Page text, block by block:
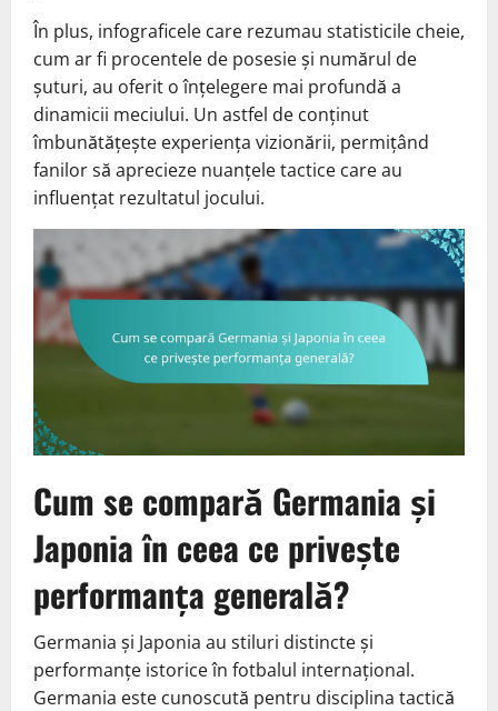
În plus, infograficele care rezumau statisticile cheie,
cum ar fi procentele de posesie și numărul de
șuturi, au oferit o înțelegere mai profundă a
dinamicii meciului. Un astfel de conținut
îmbunătățește experiența vizionării, permițând
fanilor să aprecieze nuanțele tactice care au
influențat rezultatul jocului.
Cum se compară Germania și
Japonia în ceea ce privește
performanța generală?
Germania și Japonia au stiluri distincte și
performanțe istorice în fotbalul internațional.
Germania este cunoscută pentru disciplina tactică